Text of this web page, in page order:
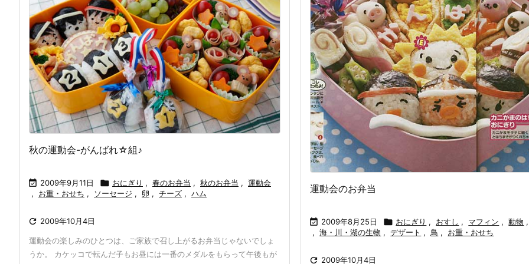
秋の運動会-がんばれ☆組♪
 2009年9月11日  おにぎり , 春のお弁当 , 秋のお弁当 , 運動会
,
お重・おせち , ソーセージ , 卵 , チーズ , ハム
 2009年10月4日
運動会の楽しみのひとつは、ご家族で召し上がるお弁当じゃないでしょ
うか。 カケッコで転んだ子もお昼には一番のメダルをもらって午後もが
運動会のお弁当
 2009年8月25日  おにぎり , おすし , マフィン , 動物 ,
, 海・川・湖の生物 , デザート , 鳥 , お重・おせち
 2009年10月4日